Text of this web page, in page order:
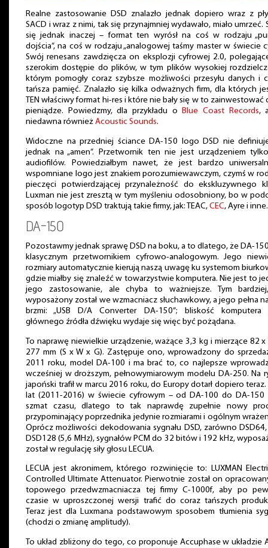
Realne zastosowanie DSD znalazło jednak dopiero wraz z
SACD i wraz z nimi, tak się przynajmniej wydawało, miało umrzeć.
się jednak inaczej – format ten wyrósł na coś w rodzaju
dojścia”, na coś w rodzaju „analogowej taśmy master w świecie
Swój renesans zawdzięcza on eksplozji cyfrowej 2.0,
szerokim dostępie do plików, w tym plików wysokiej
którym pomogły coraz szybsze możliwości przesyłu danych i
tańsza pamięć. Znalazło się kilka odważnych firm, dla których
TEN właściwy format hi-res i które nie bały się w to zainwestować
pieniądze. Powiedzmy, dla przykładu o
Blue Coast Records,
niedawna również Acoustic Sounds.
Widoczne na przedniej ściance DA-150 logo DSD nie
jednak na „amen”. Przetwornik ten nie jest urządzeniem
audiofilów. Powiedziałbym nawet, że jest bardzo
wspomniane logo jest znakiem porozumiewawczym, czymś w
pieczęci potwierdzającej przynależność do ekskluzywnego
Luxman nie jest zresztą w tym myśleniu odosobniony, bo w
sposób logotyp DSD traktują takie firmy, jak: TEAC, CEC, Ayre i inne.
DA-150
Pozostawmy jednak sprawę DSD na boku, a to dlatego, że DA-
klasycznym przetwornikiem cyfrowo-analogowym. Jego
rozmiary automatycznie kierują naszą uwagę ku systemom
gdzie miałby się znaleźć w towarzystwie komputera. Nie jest to
jego zastosowanie, ale chyba to ważniejsze. Tym
wyposażony został we wzmacniacz słuchawkowy, a jego pełna
brzmi: „USB D/A Converter DA-150”; bliskość komputera
głównego źródła dźwięku wydaje się więc być pożądana.
To naprawę niewielkie urządzenie, ważące 3,3 kg i mierzące 82 х
277 mm (S x W x G). Zastępuje ono, wprowadzony do
2011 roku, model DA-100 i ma brać to, co najlepsze
wcześniej w droższym, pełnowymiarowym modelu DA-250. Na
japoński trafił w marcu 2016 roku, do Europy dotarł dopiero teraz.
lat (2011-2016) w świecie cyfrowym – od DA-100 do DA-
szmat czasu, dlatego to tak naprawdę zupełnie nowy
przypominający poprzednika jedynie rozmiarami i ogólnym
Oprócz możliwości dekodowania sygnału DSD, zarówno
DSD128 (5,6 MHz), sygnałów PCM do 32 bitów i 192 kHz,
został w regulację siły głosu LECUA.
LECUA jest akronimem, którego rozwinięcie to: LUXMAN
Controlled Ultimate Attenuator. Pierwotnie został on
topowego przedwzmacniacza tej firmy C-1000f, aby po
czasie w uproszczonej wersji trafić do coraz tańszych
Teraz jest dla Luxmana podstawowym sposobem tłumienia
(chodzi o zmianę amplitudy).
To układ zbliżony do tego, co proponuje Accuphase w układzie